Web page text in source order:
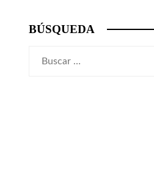
BÚSQUEDA